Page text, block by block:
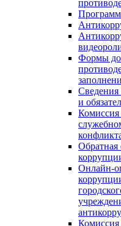
Формы
Сведения
и
Обратная
Онлайн-